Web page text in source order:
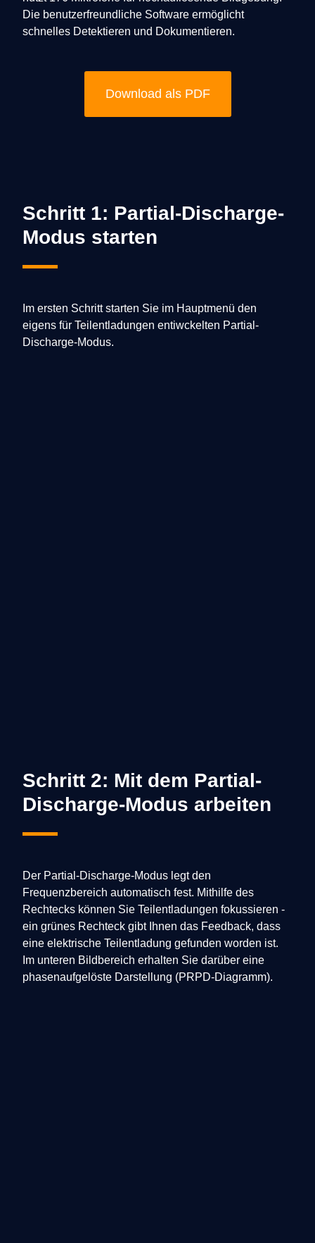
Die benutzerfreundliche Software ermöglicht
schnelles Detektieren und Dokumentieren.
Download als PDF
Schritt 1: Partial-Discharge-
Modus starten
Im ersten Schritt starten Sie im Hauptmenü den
eigens für Teilentladungen entiwckelten Partial-
Discharge-Modus.
Schritt 2: Mit dem Partial-
Discharge-Modus arbeiten
Der Partial-Discharge-Modus legt den
Frequenzbereich automatisch fest. Mithilfe des
Rechtecks können Sie Teilentladungen fokussieren -
ein grünes Rechteck gibt Ihnen das Feedback, dass
eine elektrische Teilentladung gefunden worden ist.
Im unteren Bildbereich erhalten Sie darüber eine
phasenaufgelöste Darstellung (PRPD-Diagramm).